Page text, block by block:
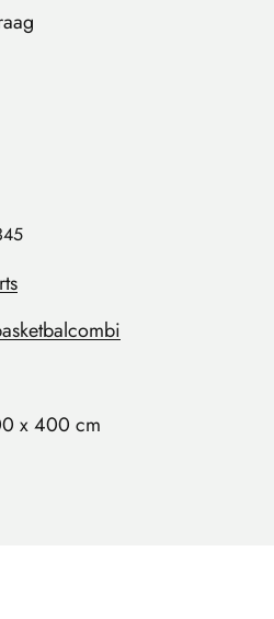
x 400 cm